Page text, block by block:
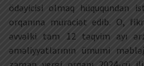
ödəyicisi olmaq hüququndan
orqanına müraciət edib. O,
əvvəlki tam 12 təqvim ayı
əməliyyatlarının ümumi